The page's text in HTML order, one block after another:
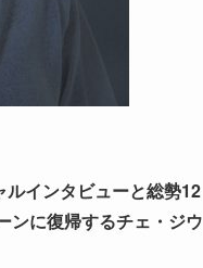
ルインタビューと総勢12
ンに復帰するチェ・ジウ